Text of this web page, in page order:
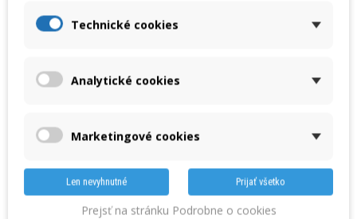
VLOŽIŤ DO KOŠÍKA
« Predchádzajúci produkt Nasledujúci produkt »
MTX 3290 - Digitálny multimeter
Unikátne ovládanie bez otočného prepínača pomocou 8 tlačítok
Digitálne multimetreTRMSs dvojitým LCD displejom 6000 dig a
Technické cookies
Analytické cookies
Marketingové cookies
Len nevyhnutné Prijať všetko
Prejsť na stránku Podrobne o cookies